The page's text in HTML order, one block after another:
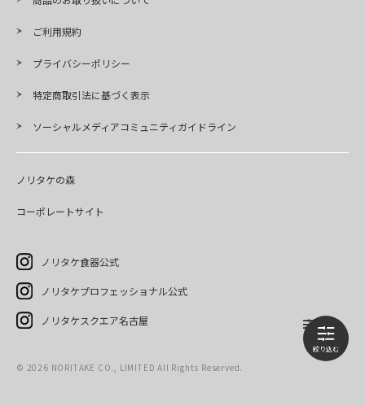
ご利用規約
プライバシーポリシー
特定商取引法に基づく表示
ソーシャルメディアコミュニティガイドライン
ノリタケの森
コーポレートサイト
ノリタケ食器公式
ノリタケプロフェッショナル公式
ノリタケスクエア名古屋
© 2026 NORITAKE CO., LIMITED All Rights Reserved.